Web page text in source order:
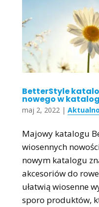
BetterStyle
nowego w
maj 2, 2022|
Majowy katalogu
wiosennych
nowym katalogu
akcesoriów do
ułatwią wiosenne
sporo produktów,